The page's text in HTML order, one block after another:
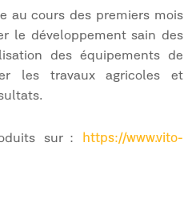
au cours des premiers mois
le développement sain des
des équipements de
les travaux agricoles et
sur :
https://www.vito-